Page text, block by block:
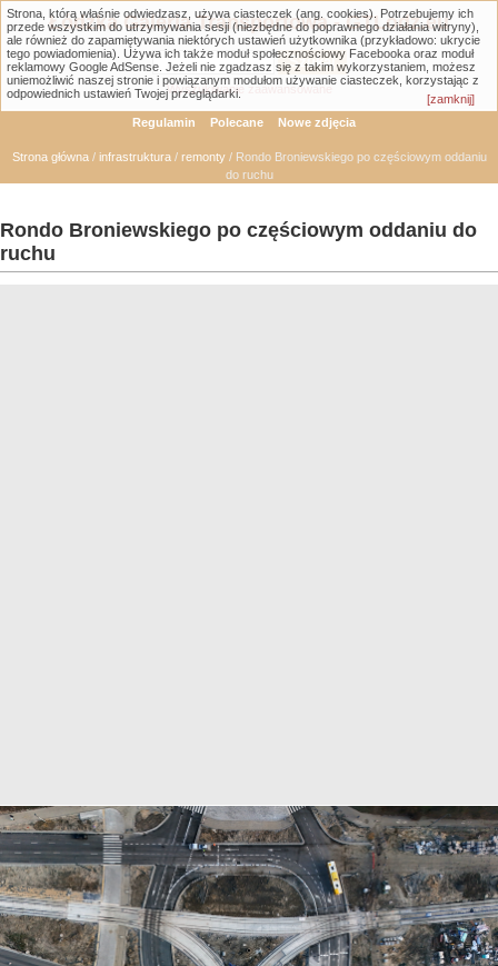
Łódzka Galeria Transportowa - GTLodz.eu
Wyszukiwanie zaawansowane
Regulamin Polecane Nowe zdjęcia
Strona główna/ infrastruktura/ remonty/ Rondo Broniewskiego po częściowym oddaniu
do ruchu
Rondo Broniewskiego po częściowym oddaniu do
ruchu
Strona, którą właśnie odwiedzasz, używa ciasteczek (ang. cookies). Potrzebujemy ich
przede wszystkim do utrzymywania sesji (niezbędne do poprawnego działania witryny),
ale również do zapamiętywania niektórych ustawień użytkownika (przykładowo: ukrycie
tego powiadomienia). Używa ich także moduł społecznościowy Facebooka oraz moduł
reklamowy Google AdSense. Jeżeli nie zgadzasz się z takim wykorzystaniem, możesz
uniemożliwić naszej stronie i powiązanym modułom używanie ciasteczek, korzystając z
odpowiednich ustawień Twojej przeglądarki.
[zamknij]